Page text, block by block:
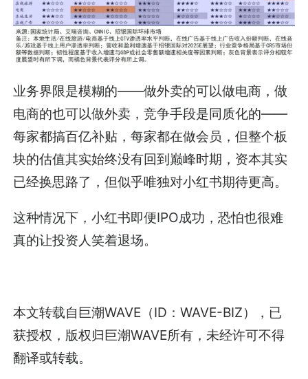
业务界限是模糊的——做外卖的可以做电商，做
电商的也可以做外卖，竞争手段是同质化的——
每家都搞百亿补贴，每家都在做会员，但整个板
块的估值其实始终没有回到巅峰时期，资本其实
已经换思路了，但似乎唯独对小红书期待更高。
这种情况下，小红书即便IPO成功，恐怕也很难
真的让投资人笑着退场。
本文转载自巨潮WAVE（ID：WAVE-BIZ），已
获授权，版权归巨潮WAVE所有，未经许可不得
翻译或转载。